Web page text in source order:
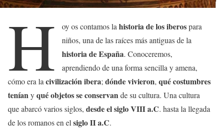
H oy os contamos lahistoria de los iberospara
niños, una de las raíces más antiguas de la
historia de España. Conoceremos,
aprendiendo de una forma sencilla y amena,
cómo era lacivilización ibera;dónde vivieron, qué costumbres
teníanyqué objetos se conservande su cultura. Una cultura
que abarcó varios siglos, desde el siglo VIII a.C. hasta la llegada
de los romanos en elsiglo II a.C.